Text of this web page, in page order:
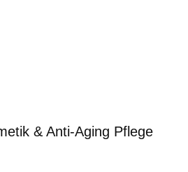
& Anti-Aging Pflege